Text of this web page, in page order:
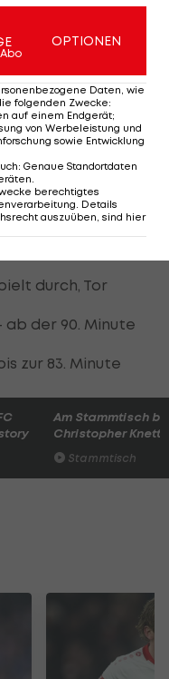
Nürnberg einen 1:0-
eines Treffers
mit 37
Düsseldorf als
steckt.
>>>
durch, Tor
ab der 90. Minute
zur 83. Minute
Am Stammtisch
Christopher Knett
Stammtisch
OPTIONEN
Daten, wie
folgenden Zwecke:
auf einem Endgerät;
von Werbeleistung und
sowie Entwicklung
: Genaue Standortdaten
.
berechtigtes
Details
auszuüben, sind hier